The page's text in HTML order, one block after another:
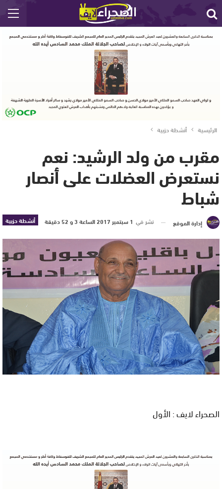
الرئيسية أنشطة حزبية
مقرب من ولد الرشيد: نعم
نستعرض العضلات على أنصار
شباط
أنشطة حزبية إدارة الموقع نشر في 1 سبتمبر 2017 الساعة 3 و 52 دقيقة
الصحراء لايف : الأول